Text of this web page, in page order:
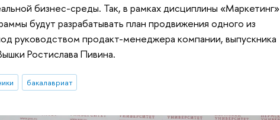
бизнес-среды. Так, в рамках дисциплины «Маркетинг»
будут разрабатывать план продвижения одного из
руководством продакт-менеджера компании, выпускника
Ростислава Пивина.
бакалавриат